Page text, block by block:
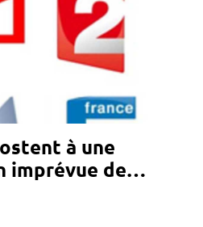
à une
imprévue de